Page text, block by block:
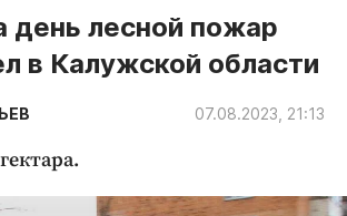
новости
день лесной пожар
в Калужской области
07.08.2023, 21:13